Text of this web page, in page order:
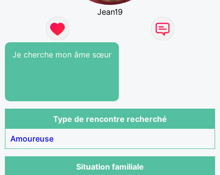
Jean19
Je cherche mon âme sœur
Type de rencontre recherché
Amoureuse
Situation familiale